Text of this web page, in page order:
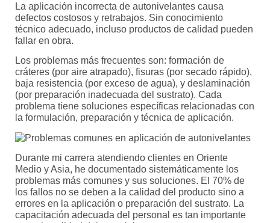
La aplicación incorrecta de autonivelantes causa
defectos costosos y retrabajos. Sin conocimiento
técnico adecuado, incluso productos de calidad pueden
fallar en obra.
Los problemas más frecuentes son: formación de
cráteres (por aire atrapado), fisuras (por secado rápido),
baja resistencia (por exceso de agua), y deslaminación
(por preparación inadecuada del sustrato). Cada
problema tiene soluciones específicas relacionadas con
la formulación, preparación y técnica de aplicación.
Durante mi carrera atendiendo clientes en Oriente
Medio y Asia, he documentado sistemáticamente los
problemas más comunes y sus soluciones. El 70% de
los fallos no se deben a la calidad del producto sino a
errores en la aplicación o preparación del sustrato. La
capacitación adecuada del personal es tan importante